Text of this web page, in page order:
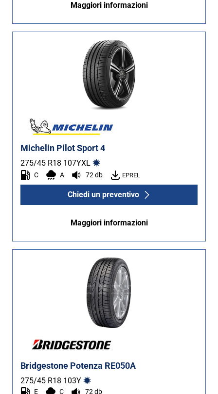
Maggiori informazioni
Michelin Pilot Sport 4
275/45 R18 107YXL
C A 72 db EPREL
Chiedi un preventivo
Maggiori informazioni
Bridgestone Potenza RE050A
275/45 R18 103Y
E C 72 db